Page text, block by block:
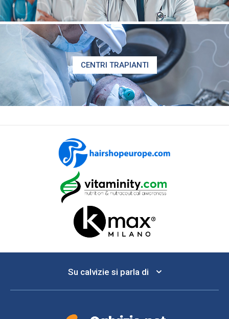
CENTRI TRAPIANTI
Su calvizie si parla di